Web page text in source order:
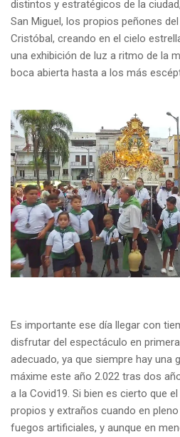
distintos y estratégicos de la
San Miguel, los propios peñones
Cristóbal, creando en el cielo
una exhibición de luz a ritmo de la
boca abierta hasta a los más
Es importante ese día llegar con
disfrutar del espectáculo en
adecuado, ya que siempre hay una
máxime este año 2.022 tras dos
a la Covid19. Si bien es cierto que
propios y extraños cuando en
fuegos artificiales, y aunque en